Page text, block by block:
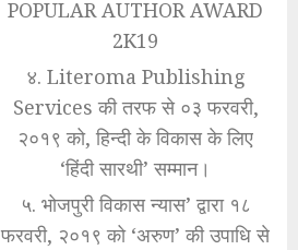
POPULAR AUTHOR AWARD
2K19
४. Literoma Publishing
Services की तरफ से ०३ फरवरी,
२०१९ को, हिन्दी के विकास के लिए
‘हिंदी सारथी’ सम्मान।
५. भोजपुरी विकास न्यास’ द्वारा १८
फरवरी, २०१९ को ‘अरुण’ की उपाधि से